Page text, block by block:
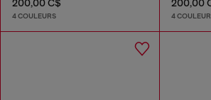
200,00 C$
4 COULEURS
200,00
4